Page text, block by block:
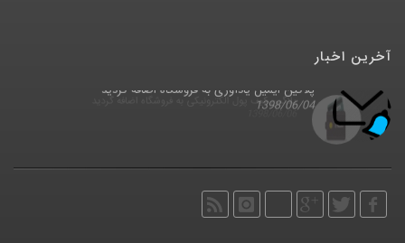
آخرین اخبار
پلاگین کیف پول الکترونیکی به فروشگاه اضافه گردید
پلاگین ایمیل یادآوری به فروشگاه اضافه گردید
1398/06/04